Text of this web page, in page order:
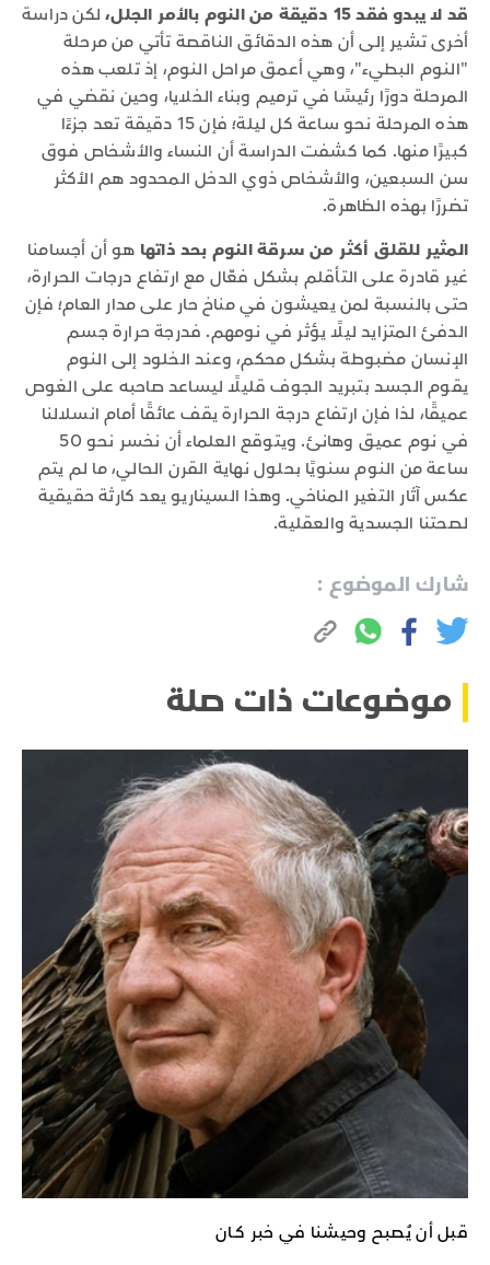
قد لا يبدو فقد 15 دقيقة من النوم بالأمر الجلل،
لكن دراسة
أخرى تشير إلى أن هذه الدقائق الناقصة تأتي من مرحلة
"النوم البطيء"، وهي أعمق مراحل النوم، إذ تلعب هذه
المرحلة دورًا رئيسًا في ترميم وبناء الخلايا، وحين نقضي في
هذه المرحلة نحو ساعة كل ليلة؛ فإن 15 دقيقة تعد جزءًا
كبيرًا منها. كما كشفت الدراسة أن النساء والأشخاص فوق
سن السبعين، والأشخاص ذوي الدخل المحدود هم الأكثر
تضررًا بهذه الظاهرة.
المثير للقلق أكثر من سرقة النوم بحد ذاتها هو أن أجسامنا
غير قادرة على التأقلم بشكل فعّال مع ارتفاع درجات الحرارة،
حتى بالنسبة لمن يعيشون في مناخ حار على مدار العام؛ فإن
الدفئ المتزايد ليلًا يؤثر في نومهم. فدرجة حرارة جسم
الإنسان مضبوطة بشكل محكم، وعند الخلود إلى النوم
يقوم الجسد بتبريد الجوف قليلًا ليساعد صاحبه على الغوص
عميقًا، لذا فإن ارتفاع درجة الحرارة يقف عائقًا أمام انسلالنا
في نوم عميق وهانئ. ويتوقع العلماء أن نخسر نحو 50
ساعة من النوم سنويًا بحلول نهاية القرن الحالي، ما لم يتم
عكس آثار التغير المناخي. وهذا السيناريو يعد كارثة حقيقية
لصحتنا الجسدية والعقلية.
شارك الموضوع :
موضوعات ذات صلة
قبل أن يُصبح وحيشنا في خبر كـان